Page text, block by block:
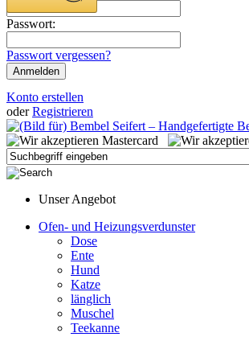
Passwort:
Passwort vergessen?
Konto erstellen
oder Registrieren
Unser Angebot
Ofen- und Heizungsverdunster
Dose
Ente
Hund
Katze
länglich
Muschel
Teekanne